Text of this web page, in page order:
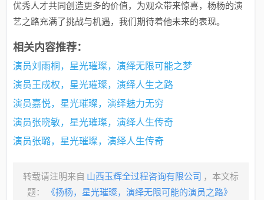
优秀人才共同创造更多的价值，为观众带来惊喜，杨杨的演
艺之路充满了挑战与机遇，我们期待着他未来的表现。
相关内容推荐：
演员刘雨桐，星光璀璨，演绎无限可能之梦
演员王成权，星光璀璨，演绎人生之路
演员嘉悦，星光璀璨，演绎魅力无穷
演员张晓敏，星光璀璨，演绎人生传奇
演员张璐，星光璀璨，演绎人生传奇
转载请注明来自 山西玉辉全过程咨询有限公司 ，本文标
题：
《扬杨，星光璀璨，演绎无限可能的演员之路》